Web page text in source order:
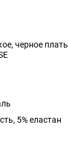
черное
5% еластан